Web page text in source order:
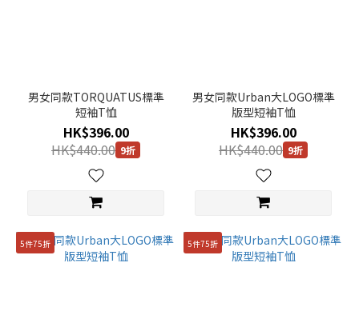
男女同款TORQUATUS標準
短袖T恤
HK$396.00
HK$440.00 9折
男女同款Urban大LOGO標準
版型短袖T恤
HK$396.00
HK$440.00 9折
5件75折 5件75折